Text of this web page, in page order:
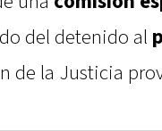
del detenido al
de la Justicia